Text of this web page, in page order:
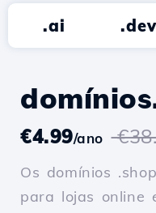
.ai .dev
€4.99/ano
Os domínios
para lojas online